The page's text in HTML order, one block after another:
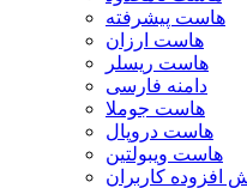
هاست پیشرفته
هاست ارزان
هاست ریسلر
دامنه فارسی
هاست جوملا
هاست دروپال
هاست ویبولتین
افزوده کاربران